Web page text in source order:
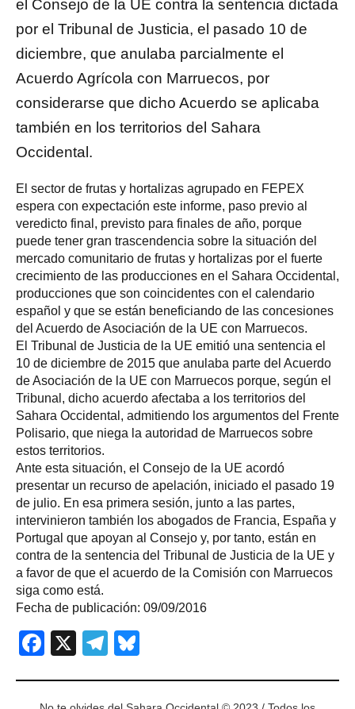
el Consejo de la UE contra la sentencia dictada
por el Tribunal de Justicia, el pasado 10 de
diciembre, que anulaba parcialmente el
Acuerdo Agrícola con Marruecos, por
considerarse que dicho Acuerdo se aplicaba
también en los territorios del Sahara
Occidental.
El sector de frutas y hortalizas agrupado en FEPEX
espera con expectación este informe, paso previo al
veredicto final, previsto para finales de año, porque
puede tener gran trascendencia sobre la situación del
mercado comunitario de frutas y hortalizas por el fuerte
crecimiento de las producciones en el Sahara Occidental,
producciones que son coincidentes con el calendario
español y que se están beneficiando de las concesiones
del Acuerdo de Asociación de la UE con Marruecos.
El Tribunal de Justicia de la UE emitió una sentencia el
10 de diciembre de 2015 que anulaba parte del Acuerdo
de Asociación de la UE con Marruecos porque, según el
Tribunal, dicho acuerdo afectaba a los territorios del
Sahara Occidental, admitiendo los argumentos del Frente
Polisario, que niega la autoridad de Marruecos sobre
estos territorios.
Ante esta situación, el Consejo de la UE acordó
presentar un recurso de apelación, iniciado el pasado 19
de julio. En esa primera sesión, junto a las partes,
intervinieron también los abogados de Francia, España y
Portugal que apoyan al Consejo y, por tanto, están en
contra de la sentencia del Tribunal de Justicia de la UE y
a favor de que el acuerdo de la Comisión con Marruecos
siga como está.
Fecha de publicación: 09/09/2016
Facebook
X Telegram